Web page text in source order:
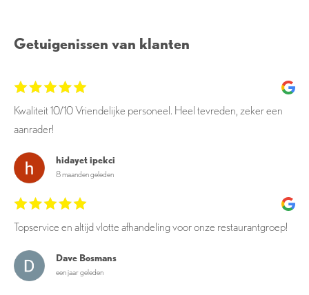
Getuigenissen van klanten
Kwaliteit 10/10 Vriendelijke personeel. Heel tevreden, zeker een
aanrader!
hidayet ipekci
8 maanden geleden
Topservice en altijd vlotte afhandeling voor onze restaurantgroep!
Dave Bosmans
een jaar geleden